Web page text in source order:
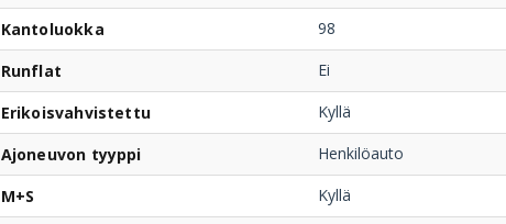
Kantoluokka 98
Runflat Ei
Erikoisvahvistettu Kyllä
Ajoneuvon tyyppi Henkilöauto
M+S Kyllä